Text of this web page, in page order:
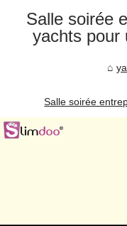
Salle soirée
yachts pour
Salle soirée